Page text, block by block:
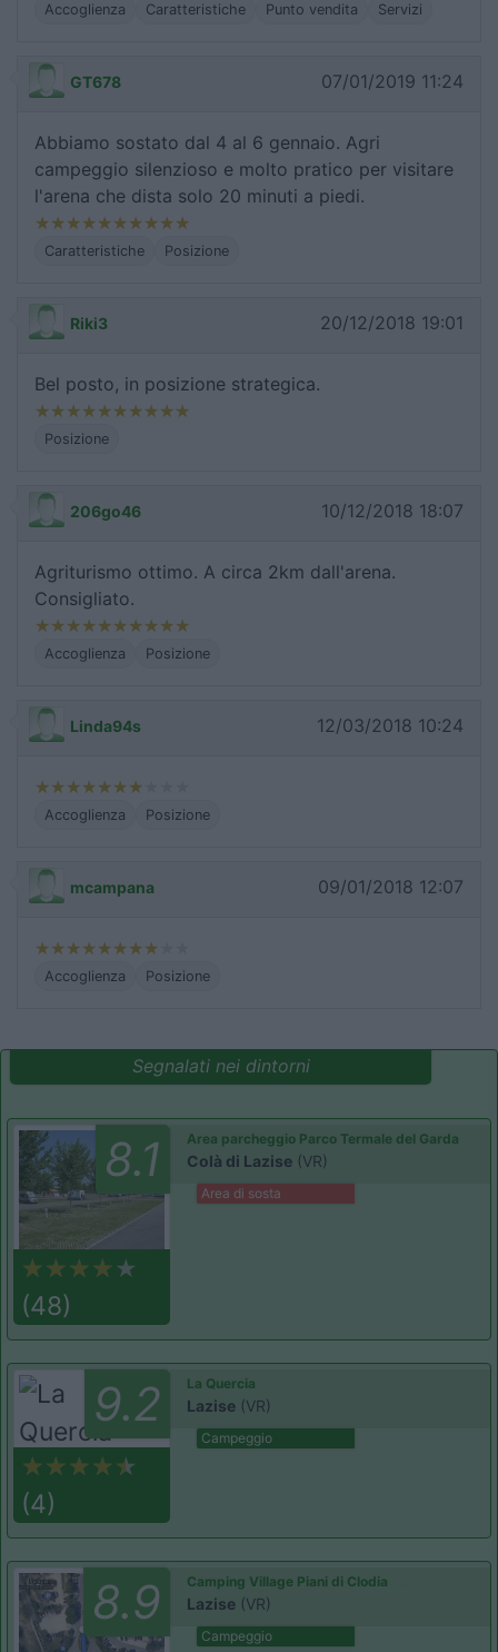
Accoglienza Caratteristiche Punto vendita Servizi
GT678 07/01/2019 11:24
Abbiamo sostato dal 4 al 6 gennaio. Agri
campeggio silenzioso e molto pratico per visitare
l'arena che dista solo 20 minuti a piedi.
Caratteristiche Posizione
Riki3 20/12/2018 19:01
Bel posto, in posizione strategica.
Posizione
206go46 10/12/2018 18:07
Agriturismo ottimo. A circa 2km dall'arena.
Consigliato.
Accoglienza Posizione
Linda94s 12/03/2018 10:24
Accoglienza Posizione
mcampana 09/01/2018 12:07
Accoglienza Posizione
Segnalati nei dintorni
8.1
(48)
Area parcheggio Parco Termale del Garda
Colà di Lazise (VR)
Area di sosta
9.2
(4)
La Quercia
Lazise (VR)
Campeggio
8.9 Camping Village Piani di Clodia
Lazise (VR)
Campeggio